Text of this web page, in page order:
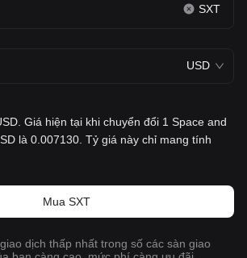
SXT
USD
Giá hiện tại khi chuyển đổi 1 Space and
là 0.007130. Tỷ giá này chỉ mang tính
Mua SXT
dịch thấp nhất trong số các sàn giao